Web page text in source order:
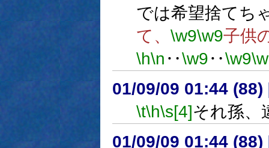
では希望捨てち
て、 \w9\w9子供
\h\n ‥\w9‥\w9
01/09/09 01:44 (88)
\t\h\s[4]それ孫、
01/09/09 01:44 (88)